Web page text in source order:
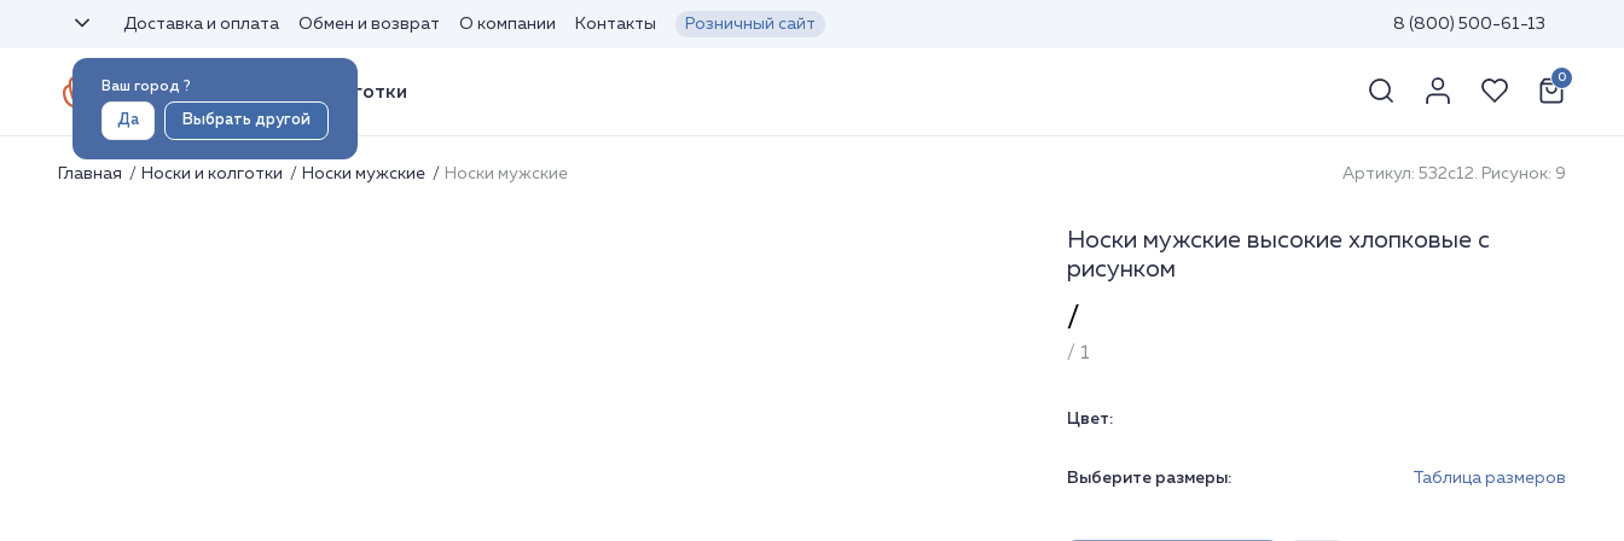
Ваш город ?
Да Выбрать другой
Доставка и оплата Обмен и возврат О компании Контакты Розничный сайт 8 (800) 500-61-13
Носки и колготки
0
Главная Носки и колготки Носки мужские Носки мужские Артикул: 532с12. Рисунок: 9
Носки мужские высокие хлопковые с
рисунком
/
/ 1
Цвет:
Выберите размеры: Таблица размеров